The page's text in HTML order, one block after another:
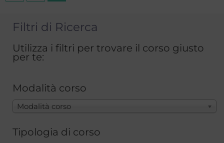
Filtri di Ricerca
Utilizza i filtri per trovare il corso giusto
per te:
Modalità corso
Modalità corso
Tipologia di corso